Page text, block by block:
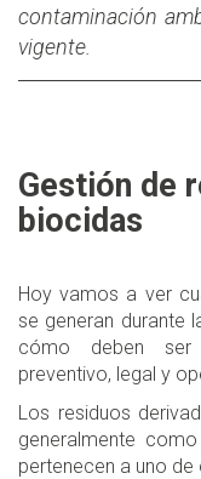
contaminación
vigente.
Gestión de
biocidas
Hoy vamos a ver
se generan durante
cómo deben ser
preventivo, legal y
Los residuos
generalmente
pertenecen a uno